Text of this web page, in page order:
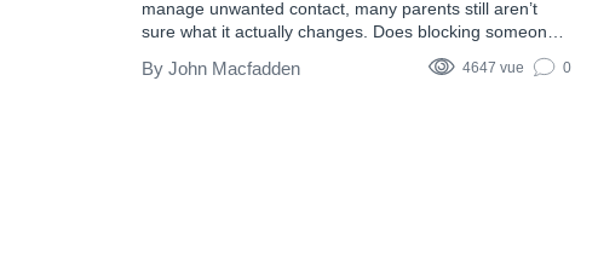
manage unwanted contact, many parents still aren’t
sure what it actually changes. Does blocking someone
on Instagram delete messages? Can blocked users still
see old chats? And is there any way to know who your
John Macfadden 4647 vue 0